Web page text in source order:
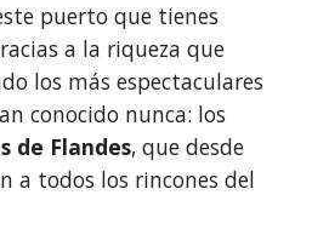
puerto que tienes
a la riqueza que
los más espectaculares
conocido nunca: los
de Flandes, que desde
a todos los rincones del